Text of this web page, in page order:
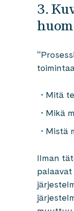
3.
Mitä
Mikä
Mistä
Ilman